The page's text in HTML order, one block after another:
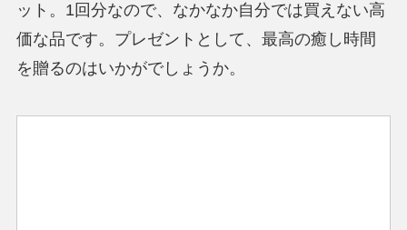
ット。1回分なので、なかなか自分では買えない高
価な品です。プレゼントとして、最高の癒し時間
を贈るのはいかがでしょうか。